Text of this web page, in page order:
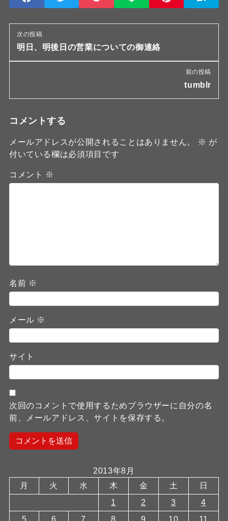
次の投稿
明日、明後日の営業についての御連絡
前の投稿
tumblr
コメントする
メールアドレスが公開されることはありません。 ※ が
付いている欄は必須項目です
コメント ※
名前 ※
メール ※
サイト
次回のコメントで使用するためブラウザーに自分の名
前、メールアドレス、サイトを保存する。
2013年8月
月
火 水 木 金 土
日
1
2 3
4